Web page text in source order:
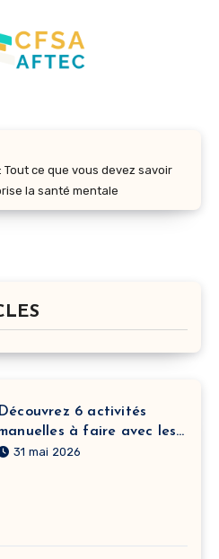
Tout ce que vous devez savoir
la santé mentale
Découvrez 6 activités
à faire avec les
à la crèche pour
31 mai 2026